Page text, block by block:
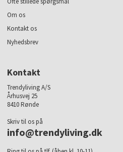
Om os
Kontakt os
Nyhedsbrev
Kontakt
Trendyliving A/S
Århusvej 25
8410 Rønde
Skriv til os på
info@trendyliving.dk